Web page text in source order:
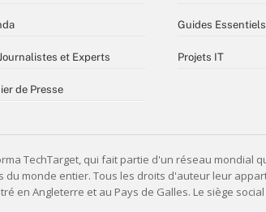
et Experts
de Presse
Guides Essentiels
Projets IT